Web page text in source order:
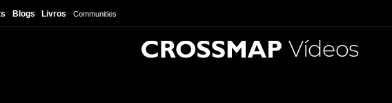
Blogs Livros Communities
Vídeos